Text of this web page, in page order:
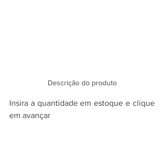
Descrição do produto
Insira a quantidade em estoque e clique
em avançar